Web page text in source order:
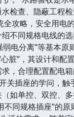
检查、隐蔽工程
攻略，安全用电
不同规格电线的
电分离”等基本
脏”，其设计和配
，合理配置配电
关插座的学问，
如单控、双控、
同规格插座”的